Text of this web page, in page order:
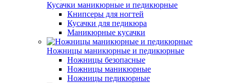
Кусачки маникюрные и педикюрные
Книпсеры для ногтей
Кусачки для педикюра
Маникюрные кусачки
Ножницы маникюрные и педикюрные
Ножницы безопасные
Ножницы маникюрные
Ножницы педикюрные